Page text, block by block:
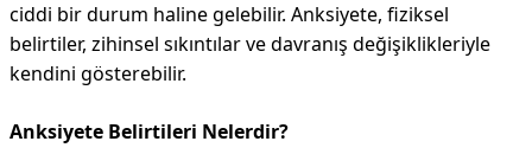
ciddi bir durum haline gelebilir. Anksiyete, fiziksel
belirtiler, zihinsel sıkıntılar ve davranış değişiklikleriyle
kendini gösterebilir.
Anksiyete Belirtileri Nelerdir?